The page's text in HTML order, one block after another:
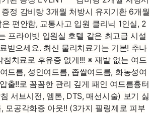
정 감비탕 3개월 처방시 유지기환 6개월
편안함, 교통사고 입원 클리닉 1인실, 2
프라이빗 입원실 호텔 같은 최고급 시설
받으세요. 최신 물리치료기는 기본! 추나
침치료로 후유증 없게!!! ※ 재발 없는 여드
드름, 성인여드름, 좁쌀여드름, 화농성여
출!!로 꼼꼼한 관리 깊게 패인 여드름흉터
서브시전, 엠톤, DTS, 매선시술) 보기 싫
모공각화증 아웃!! (3가지 필링제로 피부